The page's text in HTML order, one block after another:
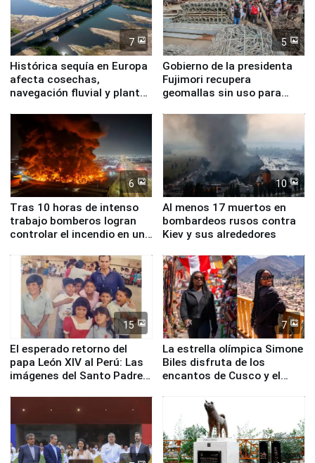
7
Histórica sequía en Europa
afecta cosechas,
navegación fluvial y plantas
5
Gobierno de la presidenta
Fujimori recupera
geomallas sin uso para
Fenómeno El Niño
6
Tras 10 horas de intenso
trabajo bomberos logran
controlar el incendio en una
de Chile
10
Al menos 17 muertos en
bombardeos rusos contra
Kiev y sus alrededores
15
El esperado retorno del
papa León XIV al Perú: Las
imágenes del Santo Padre
7
La estrella olímpica Simone
Biles disfruta de los
encantos de Cusco y el